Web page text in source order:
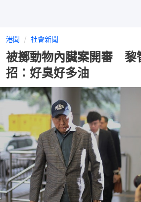
港聞 社會新聞
被擲動物內臟案開審 黎
招：好臭好多油